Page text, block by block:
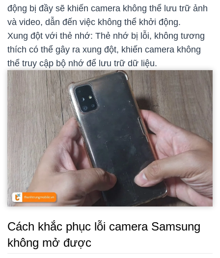
động bị đầy sẽ khiến camera không thể lưu trữ ảnh
và video, dẫn đến việc không thể khởi động.
Xung đột với thẻ nhớ: Thẻ nhớ bị lỗi, không tương
thích có thể gây ra xung đột, khiến camera không
thể truy cập bộ nhớ để lưu trữ dữ liệu.
Cách khắc phục lỗi camera Samsung
không mở được